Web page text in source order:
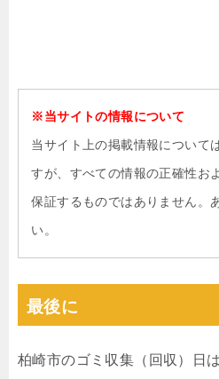
※当サイトの情報について
当サイト上の掲載情報について
すが、すべての情報の正確性お
保証するものではありません。
い。
最後に
柏崎市のゴミ収集（回収）日